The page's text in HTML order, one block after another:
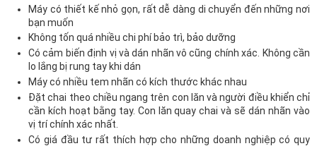
Máy có thiết kế nhỏ gọn, rất dễ dàng di chuyển đến những nơi
bạn muốn
Không tốn quá nhiều chi phí bảo trì, bảo dưỡng
Có cảm biến định vị và dán nhãn vô cũng chính xác. Không cần
lo lắng bị rung tay khi dán
Máy có nhiều tem nhãn có kích thước khác nhau
Đặt chai theo chiều ngang trên con lăn và người điều khiển chỉ
cần kích hoạt bằng tay. Con lăn quay chai và sẽ dán nhãn vào
vị trí chính xác nhất.
Có giá đầu tư rất thích hợp cho những doanh nghiệp có quy